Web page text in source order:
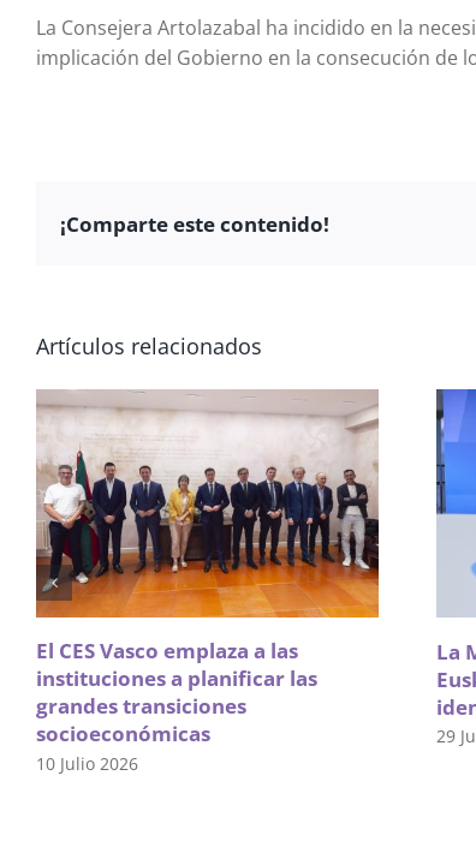
La Consejera Artolazabal ha incidido en la
implicación del Gobierno en la consecución de
¡Comparte este contenido!
Artículos relacionados
El CES Vasco emplaza a las
instituciones a planificar las
grandes transiciones
socioeconómicas
10 Julio 2026
La
29